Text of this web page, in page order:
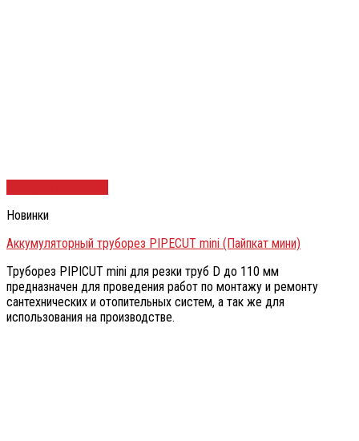
Новинки
Аккумуляторный труборез PIPECUT mini (Пайпкат мини)
Труборез PIPICUT mini для резки труб D до 110 мм
предназначен для проведения работ по монтажу и ремонту
сантехнических и отопительных систем, а так же для
использования на производстве.